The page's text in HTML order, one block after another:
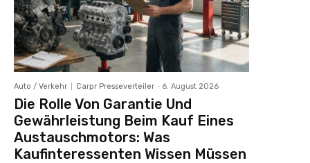
Auto / Verkehr Carpr Presseverteiler - 6. August 2026
Die Rolle Von Garantie Und
Gewährleistung Beim Kauf Eines
Austauschmotors: Was
Kaufinteressenten Wissen Müssen